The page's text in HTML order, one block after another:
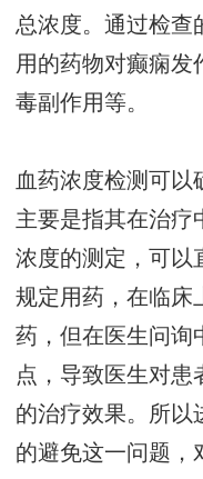
总浓度。通过检查
用的药物对癫痫发
毒副作用等。
血药浓度检测可以
主要是指其在治疗
浓度的测定，可以
规定用药，在临床
药，但在医生问询
点，导致医生对
的治疗效果。所以
的避免这一问题，